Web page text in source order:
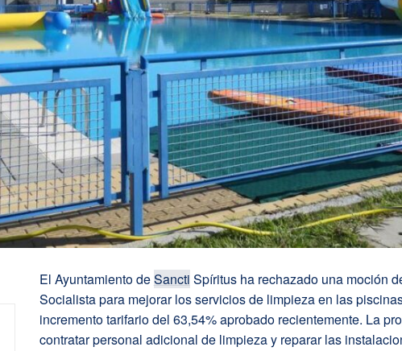
El Ayuntamiento deSancti Spíritus ha rechazado una moción
Socialista para mejorar los servicios de limpieza en las
incremento tarifario del 63,54% aprobado recientemente. La
contratar personal adicional de limpieza y reparar las